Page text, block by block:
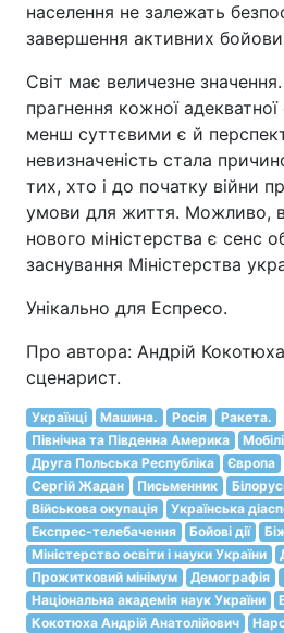
населення не залежать
завершення активних
Світ має величезне
прагнення кожної
менш суттєвими є й
невизначеність стала
тих, хто і до початку війни
умови для життя. Можливо,
нового міністерства є сенс
заснування Міністерства
Унікально для Еспресо.
Про автора: Андрій
сценарист.
Українці Машина. Росія
Ракета.
Північна та Південна Америка
Друга Польська Республіка
Європа
Сергій Жадан
Письменник
Військова окупація
Українська
Експрес-телебачення
Бойові дії
Міністерство освіти і науки України
Прожитковий мінімум
Демографія
Національна академія наук України
Кокотюха Андрій Анатолійович